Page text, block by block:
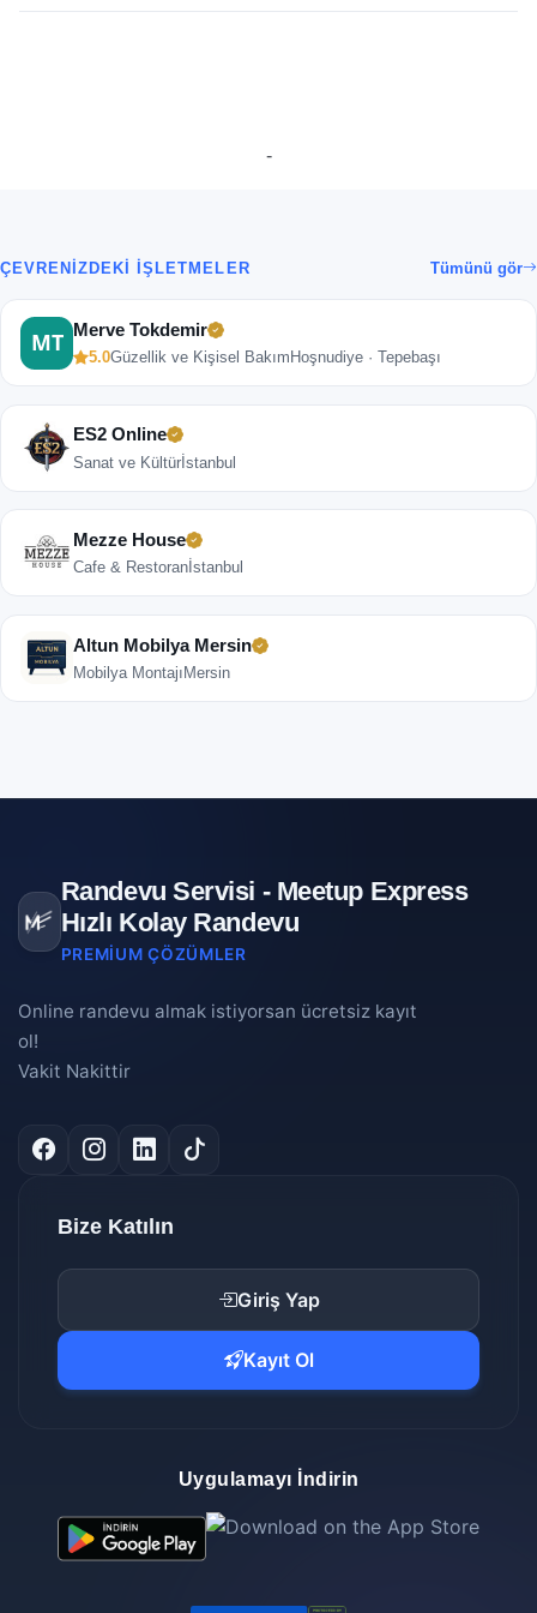
-
ÇEVRENIZDEKI İŞLETMELER Tümünü gör
Merve Tokdemir
5.0Güzellik ve Kişisel Bakım Hoşnudiye · Tepebaşı
ES2 Online
Sanat ve Kültür İstanbul
Mezze House
Cafe & Restoran İstanbul
Altun Mobilya Mersin
Mobilya Montajı Mersin
Randevu Servisi - Meetup Express
Hızlı Kolay Randevu
PREMIUM ÇÖZÜMLER
Online randevu almak istiyorsan ücretsiz kayıt
ol!
Vakit Nakittir
Bize Katılın
Giriş Yap
Kayıt Ol
Uygulamayı İndirin